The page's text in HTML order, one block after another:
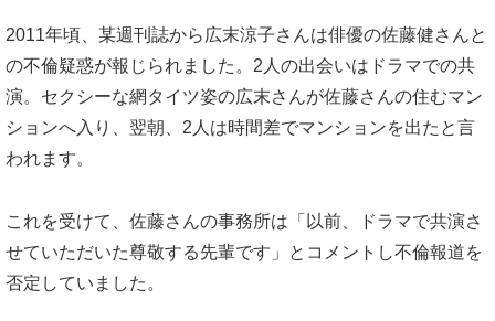
2011年頃、某週刊誌から広末涼子さんは俳優の佐藤健さんと
の不倫疑惑が報じられました。2人の出会いはドラマでの共
演。セクシーな網タイツ姿の広末さんが佐藤さんの住むマン
ションへ入り、翌朝、2人は時間差でマンションを出たと言
われます。
これを受けて、佐藤さんの事務所は「以前、ドラマで共演さ
せていただいた尊敬する先輩です」とコメントし不倫報道を
否定していました。